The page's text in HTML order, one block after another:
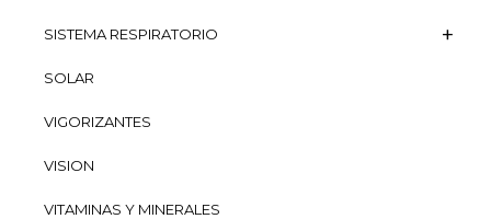
SISTEMA RESPIRATORIO
SOLAR
VIGORIZANTES
VISION
VITAMINAS Y MINERALES